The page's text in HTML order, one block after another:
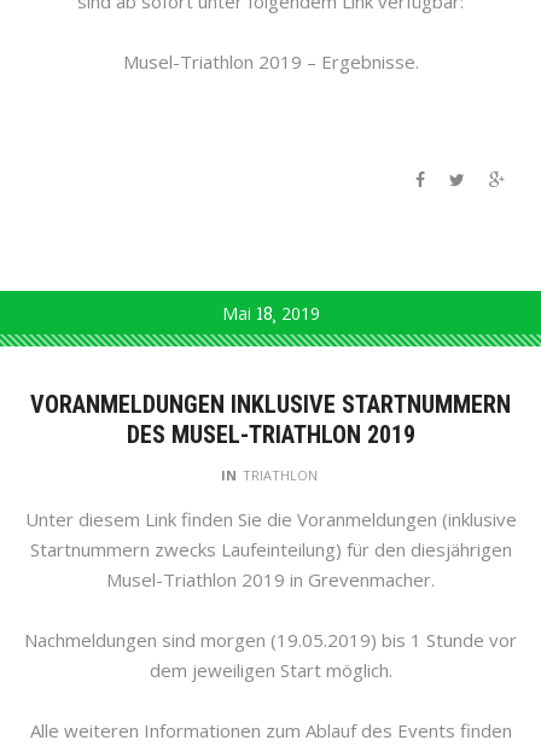
Musel-Triathlon 2019 – Ergebnisse.
Mai 18 2019
VORANMELDUNGEN INKLUSIVE STARTNUMMERN
DES MUSEL-TRIATHLON 2019
IN TRIATHLON
Unter diesem Link finden Sie die Voranmeldungen (inklusive
Startnummern zwecks Laufeinteilung) für den diesjährigen
Musel-Triathlon 2019 in Grevenmacher.
Nachmeldungen sind morgen (19.05.2019) bis 1 Stunde vor
dem jeweiligen Start möglich.
Alle weiteren Informationen zum Ablauf des Events finden